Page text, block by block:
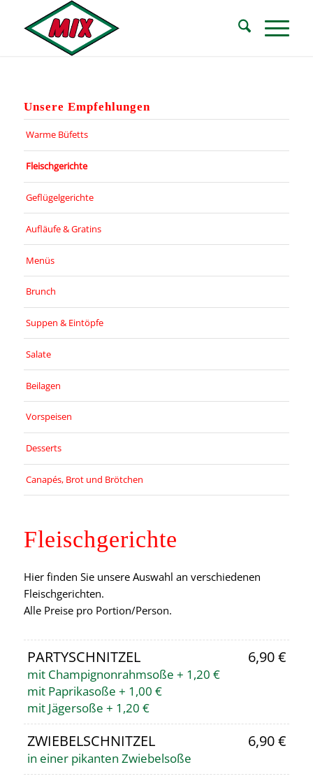
Inhalt
springen
Navigation
springen
Unsere Empfehlungen
Warme Büfetts
Fleischgerichte
Geflügelgerichte
Aufläufe & Gratins
Menüs
Brunch
Suppen & Eintöpfe
Salate
Beilagen
Vorspeisen
Desserts
Canapés, Brot und Brötchen
Fleischgerichte
Hier finden Sie unsere Auswahl an verschiedenen
Fleischgerichten.
Alle Preise pro Portion/Person.
PARTYSCHNITZEL 6,90 €
mit Champignonrahmsoße + 1,20 €
mit Paprikasoße + 1,00 €
mit Jägersoße + 1,20 €
ZWIEBELSCHNITZEL 6,90 €
in einer pikanten Zwiebelsoße